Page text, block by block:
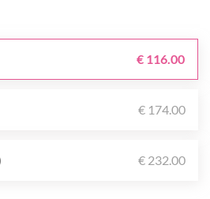
€ 116.00
€ 174.00
€ 232.00